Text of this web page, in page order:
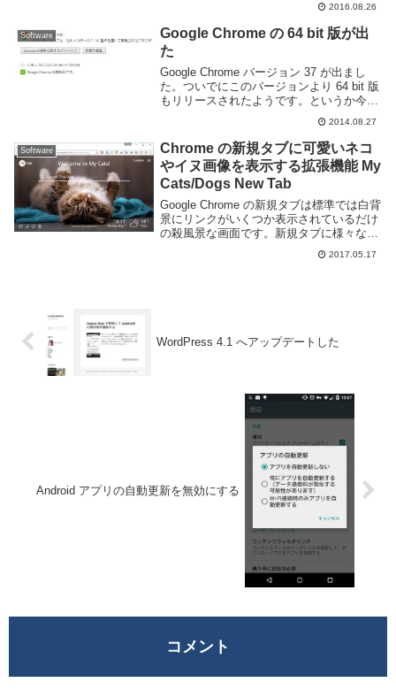
るのは結構面倒くさいものです。Chrome
の拡張機能にある Emmet Re:vie...
2016.08.26
Software
Google Chrome の 64 bit 版が出
た
Google Chrome バージョン 37 が出まし
た。ついでにこのバージョンより 64 bit 版
もリリースされたようです。というか今ま
で 32 bit だったのか、全然気にしてなかっ
た。性能と安定性が上がっているようです
ね。デメリット...
2014.08.27
Software
Chrome の新規タブに可愛いネコ
やイヌ画像を表示する拡張機能 My
Cats/Dogs New Tab
Google Chrome の新規タブは標準では白背
景にリンクがいくつか表示されているだけ
の殺風景な画面です。新規タブに様々な機
能を追加する拡張機能はありますが、特に
機能にこだわりが無いという方も多いでし
2017.05.17
WordPress 4.1 へアップデートした
Android アプリの自動更新を無効にする
コメント